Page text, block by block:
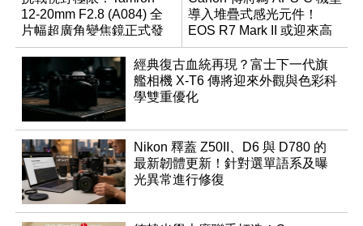
12-20mm F2.8 (A084) 全
片幅超廣角變焦鏡正式發
表
導入堆疊式感光元件！
EOS R7 Mark II 或迎來高
速讀出升級
經典復古血統再現？富士下一代旗
艦相機 X-T6 傳將迎來外觀與色彩科
學雙重優化
Nikon 釋蓋 Z50II、D6 與 D780 的
最新韌體更新！針對選單語系及曝
光異常進行修復